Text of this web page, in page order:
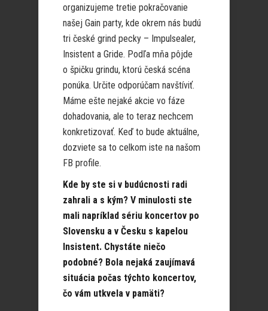
organizujeme tretie pokračovanie
našej Gain party, kde okrem nás budú
tri české grind pecky – Impulsealer,
Insistent a Gride. Podľa mňa pôjde
o špičku grindu, ktorú česká scéna
ponúka. Určite odporúčam navštíviť.
Máme ešte nejaké akcie vo fáze
dohadovania, ale to teraz nechcem
konkretizovať. Keď to bude aktuálne,
dozviete sa to celkom iste na našom
FB profile.
Kde by ste si v budúcnosti radi
zahrali a s kým? V minulosti ste
mali napríklad sériu koncertov po
Slovensku a v Česku s kapelou
Insistent. Chystáte niečo
podobné? Bola nejaká zaujímavá
situácia počas týchto koncertov,
čo vám utkvela v pamäti?